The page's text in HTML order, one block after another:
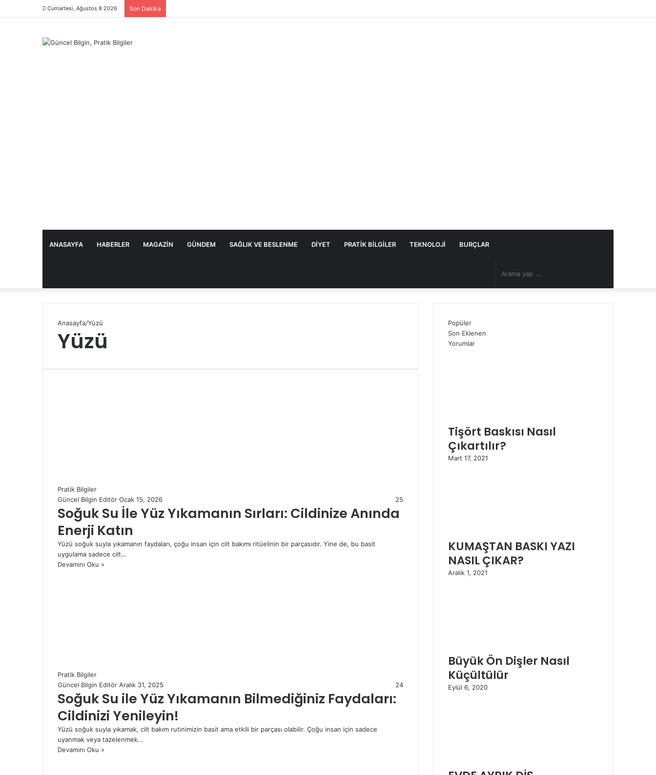
Cumartesi, Ağustos 8 2026 Son Dakika
ANASAYFA HABERLER MAGAZIN GÜNDEM SAĞLIK VE BESLENME DIYET PRATIK BILGILER TEKNOLOJI BURÇLAR
yap
Rastgele
Makale
Anasayfa/Yüzü
Yüzü
Pratik Bilgiler
Güncel Bilgin Editör Ocak 15, 2026 25
Soğuk Su İle Yüz Yıkamanın Sırları: Cildinize Anında
Enerji Katın
Yüzü soğuk suyla yıkamanın faydaları, çoğu insan için cilt bakımı ritüelinin bir parçasıdır. Yine de, bu basit
uygulama sadece cilt…
Devamını Oku »
Pratik Bilgiler
Güncel Bilgin Editör Aralık 31, 2025 24
Soğuk Su ile Yüz Yıkamanın Bilmediğiniz Faydaları:
Cildinizi Yenileyin!
Yüzü soğuk suyla yıkamak, cilt bakım rutinimizin basit ama etkili bir parçası olabilir. Çoğu insan için sadece
uyanmak veya tazelenmek…
Devamını Oku »
Popüler
Son Eklenen
Yorumlar
Tişört Baskısı Nasıl
Çıkartılır?
Mart 17, 2021
KUMAŞTAN BASKI YAZI
NASIL ÇIKAR?
Aralık 1, 2021
Büyük Ön Dişler Nasıl
Küçültülür
Eylül 6, 2020